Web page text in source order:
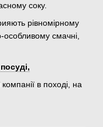
соку.
рівномірному
особливому смачні,
в поході, на